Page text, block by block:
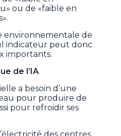
ou de «faible en
environnementale de
indicateur peut donc
importants.
de l’IA
a besoin d’une
pour produire de
pour refroidir ses
des centres